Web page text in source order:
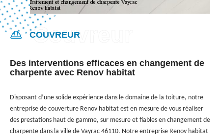
COUVREUR
Des interventions efficaces en changement de
charpente avec Renov habitat
Disposant d’une solide expérience dans le domaine de la toiture, notre
entreprise de couverture Renov habitat est en mesure de vous réaliser
des prestations haut de gamme, sur mesure et fiables en changement de
charpente dans la ville de Vayrac 46110. Notre entreprise Renov habitat